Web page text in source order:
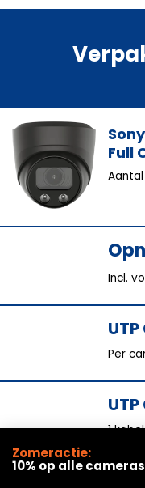
Full
Incl.
Per
1
Zomeractie:
10% op alle